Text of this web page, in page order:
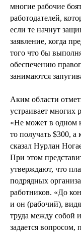
многие рабочие
работодателей,
если те начнут
заявление, когда
того что бы
обеспечению
занимаются
Аким области
устраивает многих
«Не может в одном
то получать $300, а
сказал Нурлан
При этом
утверждают, что
подрядных
работников. «До
и он (рабочий),
труда между собой
задается вопросом,